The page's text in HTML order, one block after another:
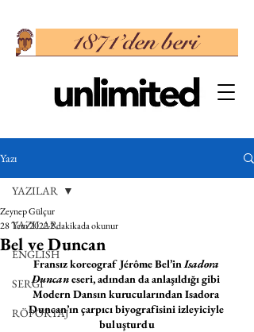
Yazı
YAZILAR
ENGLISH
SERGİ
RÖPORTAJ
YAZILAR
Bel ve Duncan
Zeynep Gülçur
28 Tem 20222 dakikada okunur
Fransız koreograf Jérôme Bel’in Isadora
Duncan eseri, adından da anlaşıldığı gibi
Modern Dansın kurucularından Isadora
Duncan’ın çarpıcı biyografisini izleyiciyle
buluşturdu